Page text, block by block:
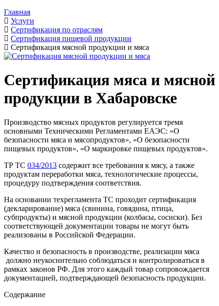
Главная
Услуги
Сертификация по отраслям
Сертификация пищевой продукции
Сертификация мясной продукции и мяса
Сертификация мяса и мясной
продукции в Хабаровске
Производство мясных продуктов регулируется тремя
основными Техническими Регламентами ЕАЭС: «О
безопасности мяса и мясопродуктов», «О безопасности
пищевых продуктов», «О маркировке пищевых продуктов».
ТР ТС 034/2013 содержит все требования к мясу, а также
продуктам переработки мяса, технологические процессы,
процедуру подтверждения соответствия.
На основании техрегламента ТС проходит сертификация
(декларирование) мяса (свинина, говядина, птица,
субпродукты) и мясной продукции (колбасы, сосиски). Без
соответствующей документации товары не могут быть
реализованы в Российской Федерации.
Качество и безопасность в производстве, реализации мяса
должно неукоснительно соблюдаться и контролироваться в
рамках законов РФ. Для этого каждый товар сопровождается
документацией, подтверждающей безопасность продукции.
Содержание